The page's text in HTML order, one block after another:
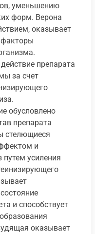
уменьшению
форм. Верона
оказывает
препарата
за счет
обусловлено
препарата
стелющиеся
и
путем усиления
и способствует
оказывает